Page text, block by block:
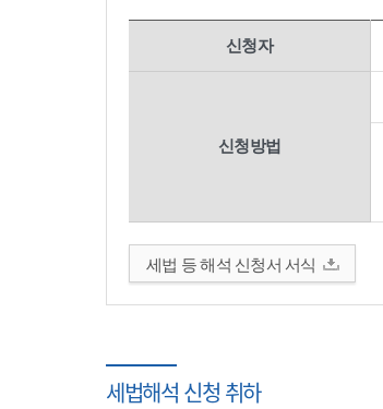
신청자
신청방법
세법 등 해석 신청서 서식
세법해석 신청 취하